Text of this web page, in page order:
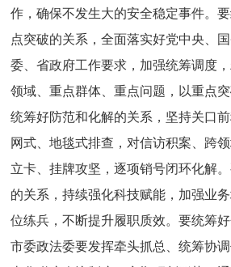
作，确保不发生大的安全稳定事件。
点突破的关系，全面落实好党中央、
委、省政府工作要求，加强统筹调度
领域、重点群体、重点问题，以重点
统筹好防范和化解的关系，坚持关口
网式、地毯式排查，对信访积案、跨
立卡、挂牌攻坚，逐项销号闭环化解
的关系，持续强化科技赋能，加强业
位练兵，不断提升履职质效。要统筹
市委政法委要发挥牵头抓总、统筹协